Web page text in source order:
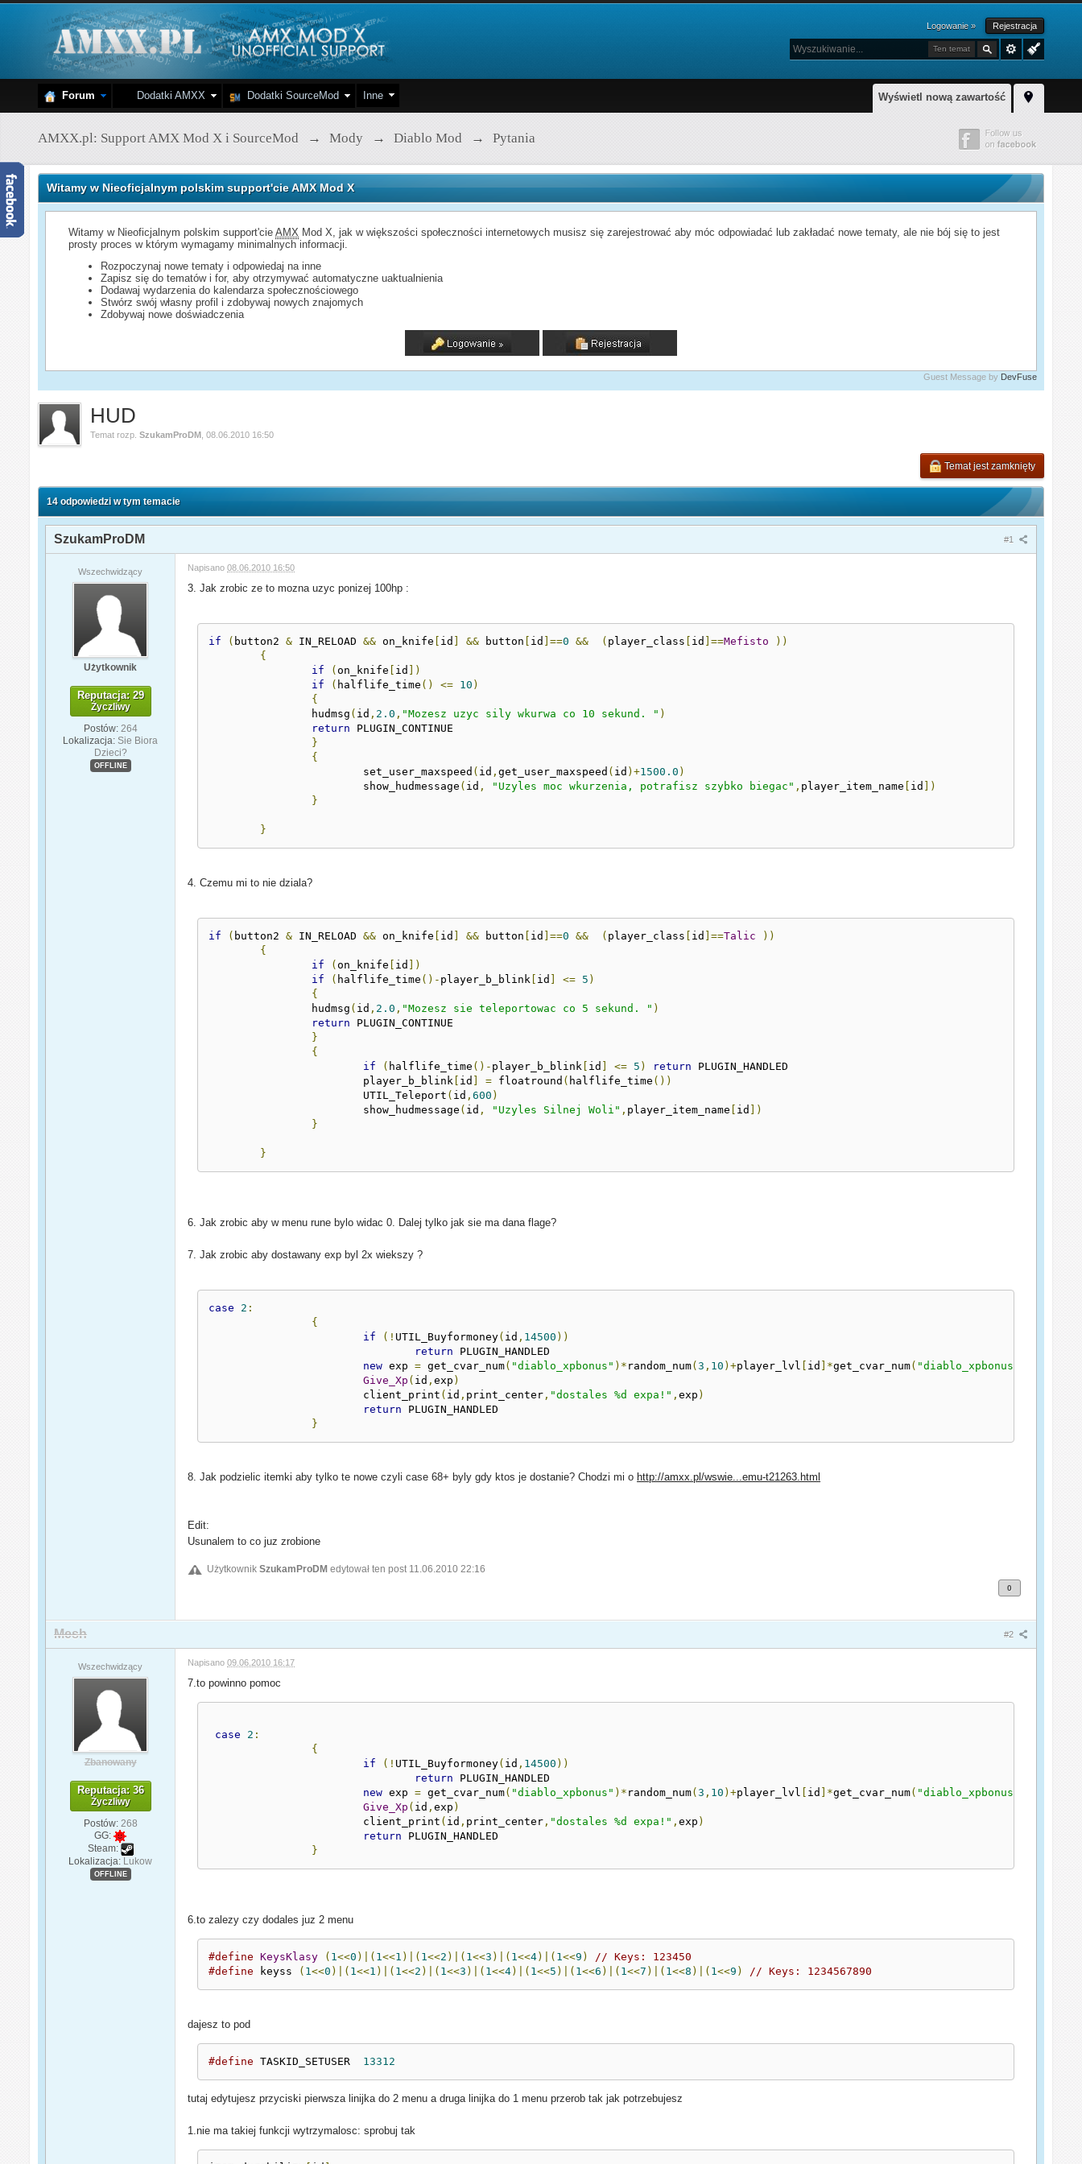
Logowanie » Rejestracja
Ten temat
Wyświetl nową zawartość
Forum Dodatki AMXX Dodatki SourceMod Inne
AMXX.pl: Support AMX Mod X i SourceMod → Mody → Diablo Mod → Pytania
Witamy w Nieoficjalnym polskim support'cie AMX Mod X
Witamy w Nieoficjalnym polskim support'cieAMX Mod X, jak w większości społeczności internetowych musisz się zarejestrować aby móc odpowiadać lub zakładać nowe tematy, ale nie bój się to jest
prosty proces w którym wymagamy minimalnych informacji.
Rozpoczynaj nowe tematy i odpowiedaj na inne
Zapisz się do tematów i for, aby otrzymywać automatyczne uaktualnienia
Dodawaj wydarzenia do kalendarza społecznościowego
Stwórz swój własny profil i zdobywaj nowych znajomych
Zdobywaj nowe doświadczenia
Guest Message by DevFuse
HUD
Temat rozp.SzukamProDM ,08.06.2010 16:50
Temat jest zamknięty
14 odpowiedzi w tym temacie
#1
SzukamProDM
Wszechwidzący
Użytkownik
Reputacja: 29
Życzliwy
Postów: 264
Lokalizacja: Sie Biora
Dzieci?
OFFLINE
Napisano08.06.2010 16:50
3. Jak zrobic ze to mozna uzyc ponizej 100hp :
if ( button2 & IN_RELOAD && on_knife [ id ] && button [ id ]==0 && ( player_class [ id ]==Mefisto
))
{
if
(on_knife [ id ])
if
( halflife_time () <= 10 )
{
		hudmsg
( id , 2.0 , "Mozesz uzyc sily wkurwa co 10 sekund. " )
return PLUGIN_CONTINUE
}
{
			set_user_maxspeed
( id ,get_user_maxspeed ( id )+1500.0 )
			show_hudmessage
( id , "Uzyles moc wkurzenia, potrafisz szybko biegac" , player_item_name [ id ])
}
}
4. Czemu mi to nie dziala?
if ( button2 & IN_RELOAD && on_knife [ id ] && button [ id ]==0 && ( player_class [ id ]==Talic
))
{
if
(on_knife [ id ])
if
( halflife_time ()- player_b_blink [ id ] <= 5 )
{
		hudmsg
( id , 2.0 , "Mozesz sie teleportowac co 5 sekund. " )
return PLUGIN_CONTINUE
}
{
if
( halflife_time ()- player_b_blink [ id ] <= 5 ) return PLUGIN_HANDLED
			player_b_blink
[ id ] = floatround ( halflife_time ())
			UTIL_Teleport
( id ,600 )
			show_hudmessage
( id , "Uzyles Silnej Woli" , player_item_name [ id ])
}
}
6. Jak zrobic aby w menu rune bylo widac 0. Dalej tylko jak sie ma dana flage?
7. Jak zrobic aby dostawany exp byl 2x wiekszy ?
case 2 :
{
if
(! UTIL_Buyformoney( id , 14500 ))
return PLUGIN_HANDLED
new exp = get_cvar_num( "diablo_xpbonus" )* random_num(3 , 10 )+player_lvl [ id ]*get_cvar_num( "diablo_xpbonus"
Give_Xp ( id ,exp )
			client_print
( id , print_center , "dostales %d expa!" ,exp )
return PLUGIN_HANDLED
}
8. Jak podzielic itemki aby tylko te nowe czyli case 68+ byly gdy ktos je dostanie? Chodzi mi o http://amxx.pl/wswie...emu-t21263.html
Edit:
Usunalem to co juz zrobione
UżytkownikSzukamProDM edytował ten post 11.06.2010 22:16
0
#2
Mesh
Wszechwidzący
Zbanowany
Reputacja: 36
Życzliwy
Postów: 268
GG:
Steam:
Lokalizacja: Lukow
OFFLINE
Napisano09.06.2010 16:17
7.to powinno pomoc
case 2 :
{
if
(! UTIL_Buyformoney( id , 14500 ))
return PLUGIN_HANDLED
new exp = get_cvar_num( "diablo_xpbonus" )* random_num(3 , 10 )+player_lvl [ id ]*get_cvar_num( "diablo_xpbonus"
Give_Xp ( id ,exp )
			client_print
( id , print_center , "dostales %d expa!" ,exp )
return PLUGIN_HANDLED
}
6.to zalezy czy dodales juz 2 menu
#define KeysKlasy ( 1<<0 )|( 1<<1 )|( 1<<2 )|( 1<<3 )|( 1<<4)|( 1<<9 )
// Keys: 123450
#define keyss ( 1<<0 )|( 1<<1 )|( 1<<2 )|( 1<<3 )|( 1<<4)|( 1<<5 )|( 1<<6 )|( 1<<7 )|( 1<<8 )|( 1<<9 ) // Keys: 1234567890
dajesz to pod
#define 13312
tutaj edytujesz przyciski pierwsza linijka do 2 menu a druga linijka do 1 menu przerob tak jak potrzebujesz
1.nie ma takiej funkcji wytrzymalosc: sprobuj tak